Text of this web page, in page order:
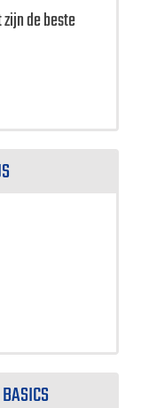
de beste